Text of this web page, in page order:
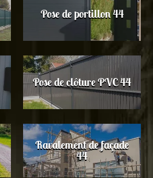
Pose de portillon 44
Pose de clôture PVC 44
Ravalement de façade
44